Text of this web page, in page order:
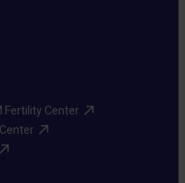
Fertility Center​